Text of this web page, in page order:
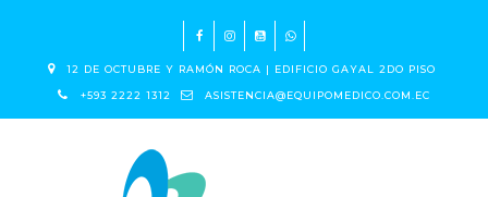
12 DE OCTUBRE Y RAMÓN ROCA | EDIFICIO GAYAL 2DO PISO
+593 2222 1312 ASISTENCIA@EQUIPOMEDICO.COM.EC